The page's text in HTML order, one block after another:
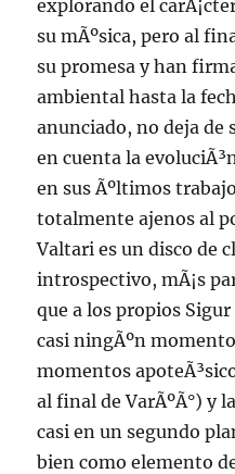
explorando el
su mÃºsica, pero al
su promesa y han
ambiental hasta la
anunciado, no deja de
en cuenta la
en sus Ãºltimos
totalmente ajenos al
Valtari es un disco de
introspectivo, mÃ¡s
que a los propios
casi ningÃºn
momentos
al final de VarÃºÃ°) y
casi en un segundo
bien como elemento